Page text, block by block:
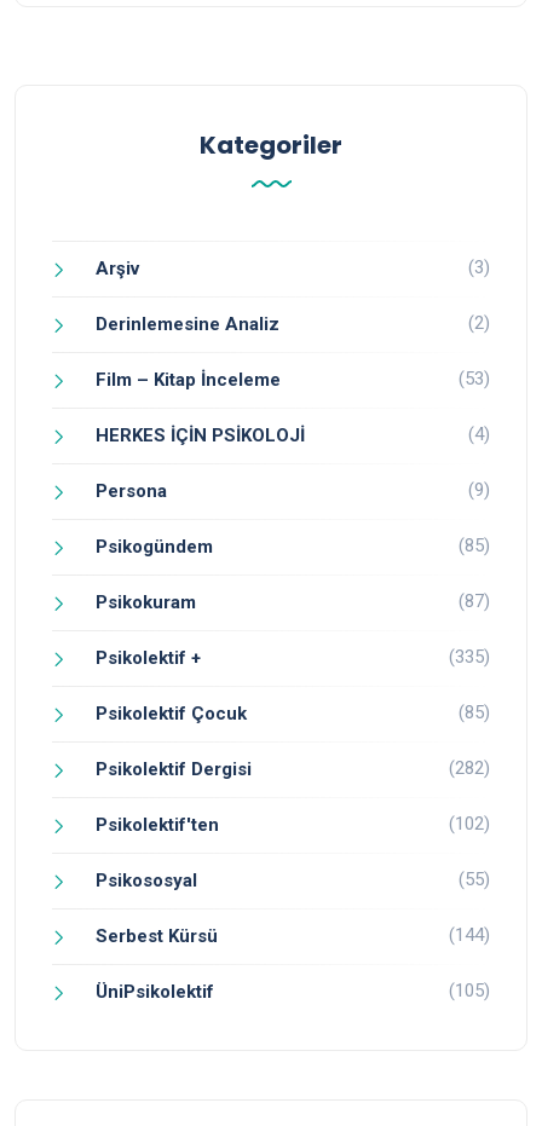
Kategoriler
Arşiv (3)
Derinlemesine Analiz (2)
Film – Kitap İnceleme (53)
HERKES İÇİN PSİKOLOJİ (4)
Persona (9)
Psikogündem (85)
Psikokuram (87)
Psikolektif + (335)
Psikolektif Çocuk (85)
Psikolektif Dergisi (282)
Psikolektif'ten (102)
Psikososyal (55)
Serbest Kürsü (144)
ÜniPsikolektif (105)